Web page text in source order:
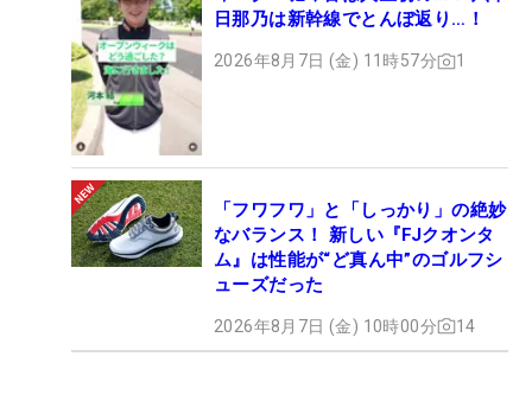
日那乃は新幹線でとんぼ返り…！
2026年8月7日 (金) 11時57分 1
「フワフワ」と「しっかり」の絶妙
なバランス！ 新しい『FJクオンタ
ム』は性能が“ど真ん中”のゴルフシ
ューズだった
2026年8月7日 (金) 10時00分 14